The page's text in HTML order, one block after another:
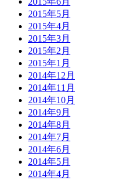
2015年5月
2015年4月
2015年3月
2015年2月
2015年1月
2014年12月
2014年11月
2014年10月
2014年9月
2014年8月
2014年7月
2014年6月
2014年5月
2014年4月